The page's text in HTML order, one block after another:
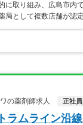
に取り組み、広島市内
局として複数店舗が認
の薬剤師求人
正社員
ラムライン沿